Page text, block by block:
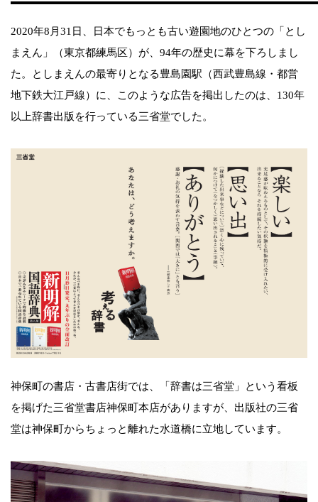
2020年8月31日、日本でもっとも古い遊園地のひとつの「とし
まえん」（東京都練馬区）が、94年の歴史に幕を下ろしまし
た。としまえんの最寄りとなる豊島園駅（西武豊島線・都営
地下鉄大江戸線）に、このような広告を掲出したのは、130年
以上辞書出版を行っている三省堂でした。
神保町の書店・古書店街では、「辞書は三省堂」という看板
を掲げた三省堂書店神保町本店がありますが、出版社の三省
堂は神保町からちょっと離れた水道橋に立地しています。